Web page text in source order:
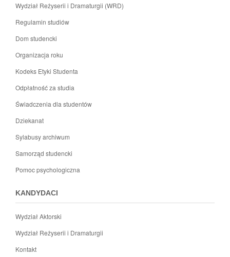
Wydział Reżyserii i Dramaturgii (WRD)
Regulamin studiów
Dom studencki
Organizacja roku
Kodeks Etyki Studenta
Odpłatność za studia
Świadczenia dla studentów
Dziekanat
Sylabusy archiwum
Samorząd studencki
Pomoc psychologiczna
KANDYDACI
Wydział Aktorski
Wydział Reżyserii i Dramaturgii
Kontakt